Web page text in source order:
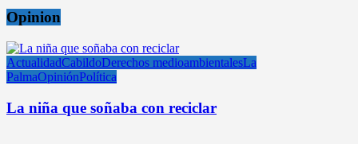
Opinion
ActualidadCabildoDerechos medioambientalesLa
PalmaOpiniónPolítica
La niña que soñaba con reciclar